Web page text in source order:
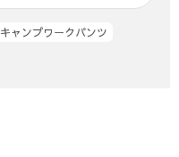
キャンプワークパンツ